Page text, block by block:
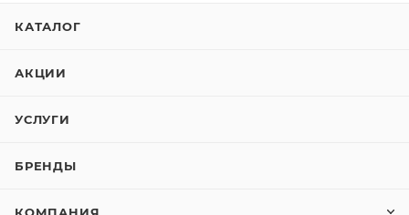
КАТАЛОГ
АКЦИИ
УСЛУГИ
БРЕНДЫ